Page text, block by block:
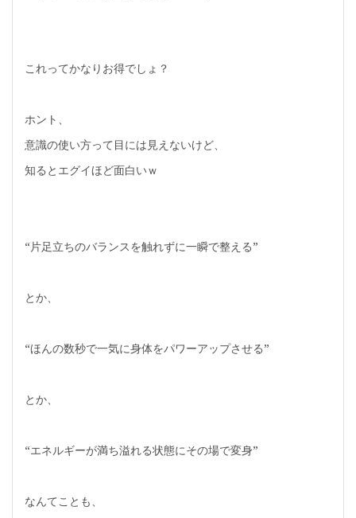
これってかなりお得でしょ？
ホント、
意識の使い方って目には見えないけど、
知るとエグイほど面白いｗ
“片足立ちのバランスを触れずに一瞬で整える”
とか、
“ほんの数秒で一気に身体をパワーアップさせる”
とか、
“エネルギーが満ち溢れる状態にその場で変身”
なんてことも、